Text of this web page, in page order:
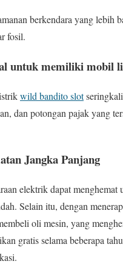
berkendara yang lebih
fosil.
untuk memiliki mobil
wild bandito slotseringkali
dan potongan pajak yang
Jangka Panjang
elektrik dapat menghemat
Selain itu, dengan
oli mesin, yang
gratis selama beberapa